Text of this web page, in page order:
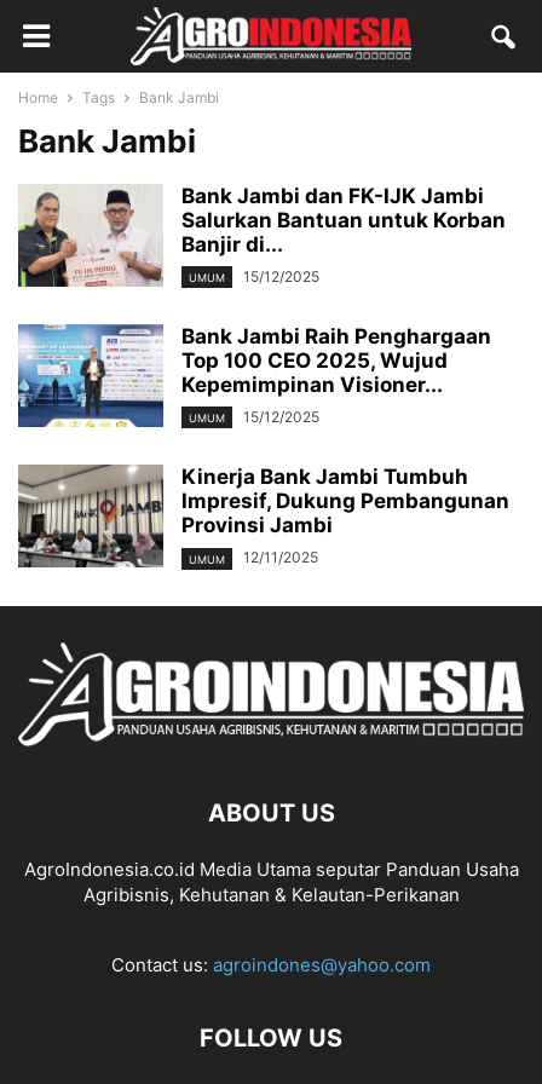
Home Tags Bank Jambi
Bank Jambi
Bank Jambi dan FK-IJK Jambi
Salurkan Bantuan untuk Korban
Banjir di...
UMUM 15/12/2025
Bank Jambi Raih Penghargaan
Top 100 CEO 2025, Wujud
Kepemimpinan Visioner...
UMUM 15/12/2025
Kinerja Bank Jambi Tumbuh
Impresif, Dukung Pembangunan
Provinsi Jambi
UMUM 12/11/2025
ABOUT US
AgroIndonesia.co.id Media Utama seputar Panduan Usaha
Agribisnis, Kehutanan & Kelautan-Perikanan
Contact us: agroindones@yahoo.com
FOLLOW US